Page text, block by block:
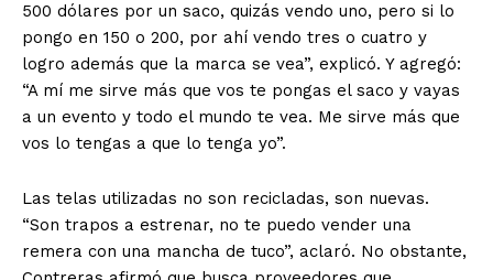
500 dólares por un saco, quizás vendo uno, pero si lo
pongo en 150 o 200, por ahí vendo tres o cuatro y
logro además que la marca se vea”, explicó. Y agregó:
“A mí me sirve más que vos te pongas el saco y vayas
a un evento y todo el mundo te vea. Me sirve más que
vos lo tengas a que lo tenga yo”.
Las telas utilizadas no son recicladas, son nuevas.
“Son trapos a estrenar, no te puedo vender una
remera con una mancha de tuco”, aclaró. No obstante,